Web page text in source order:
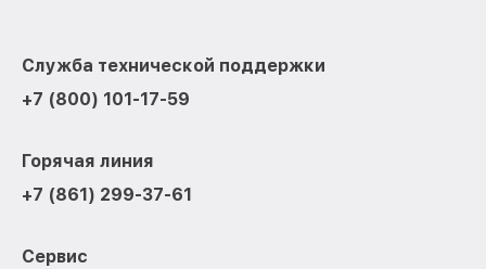
Служба технической поддержки
+7 (800) 101-17-59
Горячая линия
+7 (861) 299-37-61
Сервис